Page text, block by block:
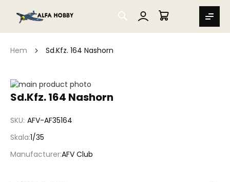
SEARCH
MIN VARUKORG
Hem Sd.Kfz. 164 Nashorn
Sd.Kfz. 164 Nashorn
SKU AFV-AF35164
Skala 1/35
ManufacturerAFV Club
Hoppa
till
bildgalleriet
Hoppa
av
bildgalleriet